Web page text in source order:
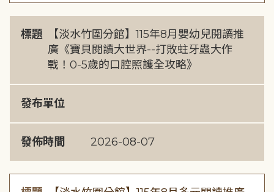
標題
【淡水竹圍分館】115年8月嬰幼兒閱讀推
廣《寶貝閱讀大世界--打敗蛀牙蟲大作
戰！0-5歲的口腔照護全攻略》
發布單位
發佈時間 2026-08-07